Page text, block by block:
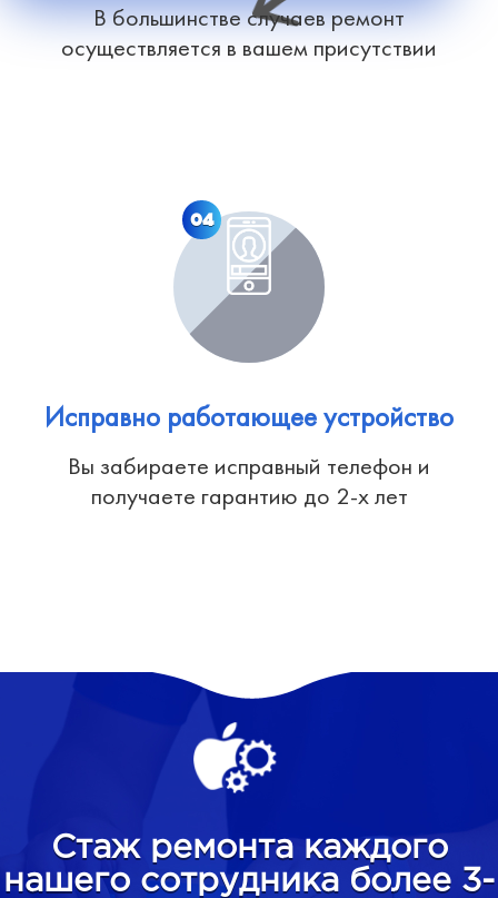
В большинстве случаев ремонт
осуществляется в вашем присутствии
04
Исправно работающее устройство
Вы забираете исправный телефон и
получаете гарантию до 2-х лет
Стаж ремонта каждого
нашего сотрудника более 3-